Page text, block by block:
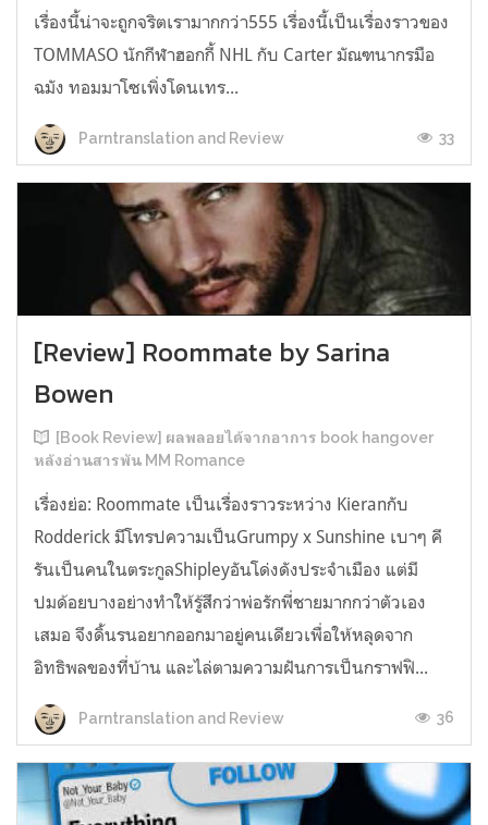
เรื่องนี้น่าจะถูกจริตเรามากกว่า555 เรื่องนี้เป็นเรื่องราวของ
TOMMASO นักกีฬาฮอกกี้ NHL กับ Carter มัณฑนากรมือ
ฉมัง ทอมมาโซเพิ่งโดนเทร...
Parntranslation and Review 33
[Review] Roommate by Sarina
Bowen
[Book Review] ผลพลอยได้จากอาการ book hangover
หลังอ่านสารพัน MM Romance
เรื่องย่อ: Roommate เป็นเรื่องราวระหว่าง Kieranกับ
Rodderick มีโทรปความเป็นGrumpy x Sunshine เบาๆ คี
รันเป็นคนในตระกูลShipleyอันโด่งดังประจำเมือง แต่มี
ปมด้อยบางอย่างทำให้รู้สึกว่าพ่อรักพี่ชายมากกว่าตัวเอง
เสมอ จึงดิ้นรนอยากออกมาอยู่คนเดียวเพื่อให้หลุดจาก
อิทธิพลของที่บ้าน และไล่ตามความฝันการเป็นกราฟฟิ...
Parntranslation and Review 36